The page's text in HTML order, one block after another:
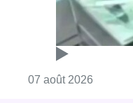
07 août 2026